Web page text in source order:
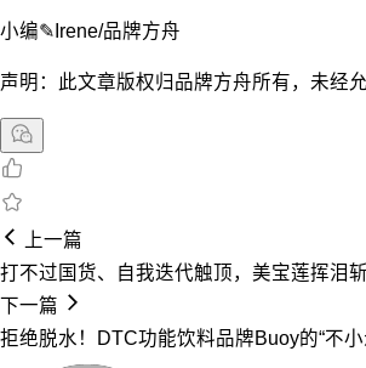
小编✎Irene/品牌方舟
声明：此文章版权归品牌方舟所有，未经
上一篇
打不过国货、自我迭代触顶，美宝莲挥泪
下一篇
拒绝脱水！DTC功能饮料品牌Buoy的“不小